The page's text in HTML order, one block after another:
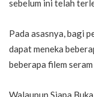
sebelum ini telah
Pada asasnya, bagi
dapat meneka
beberapa filem
Walaupun Siapa